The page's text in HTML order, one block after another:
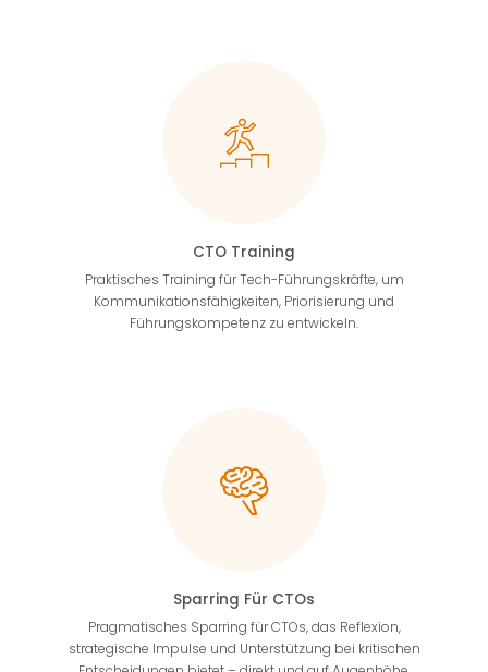
CTO Training
Praktisches Training für Tech-Führungskräfte, um
Kommunikationsfähigkeiten, Priorisierung und
Führungskompetenz zu entwickeln.
Sparring Für CTOs
Pragmatisches Sparring für CTOs, das Reflexion,
strategische Impulse und Unterstützung bei kritischen